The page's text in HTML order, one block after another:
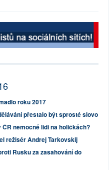
roku 2017
přestalo být sprosté slovo
nemocné lidi na holičkách?
režisér Andrej Tarkovskij
Rusku za zasahování do